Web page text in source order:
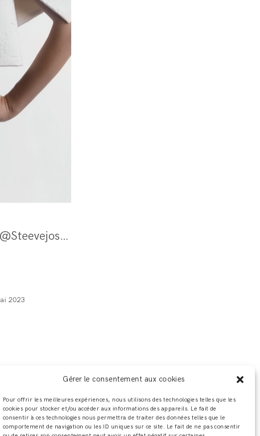
Gérer le consentement aux cookies
Pour offrir les meilleures expériences, nous utilisons des technologies telles que les
cookies pour stocker et/ou accéder aux informations des appareils. Le fait de
consentir à ces technologies nous permettra de traiter des données telles que le
comportement de navigation ou les ID uniques sur ce site. Le fait de ne pas consentir
Adeline Ziliox- Trip To The Moon - @steevejoschphotographe (34)
2023